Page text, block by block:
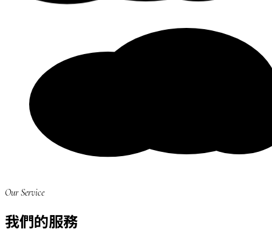
Our Service
我們的服務